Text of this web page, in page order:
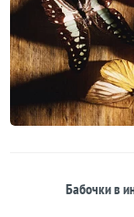
Бабочки в